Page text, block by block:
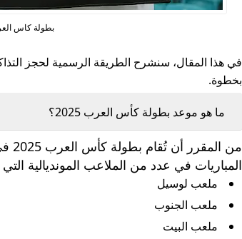
بطولة كاس
في هذا المقال، سنشرح الطريقة الرسمية لحجز
بخطوة.
ما هو موعد بطولة كأس العرب 2025؟
المباريات في عدد من الملاعب المونديالية التي
ملعب لوسيل
ملعب الجنوب
ملعب البيت